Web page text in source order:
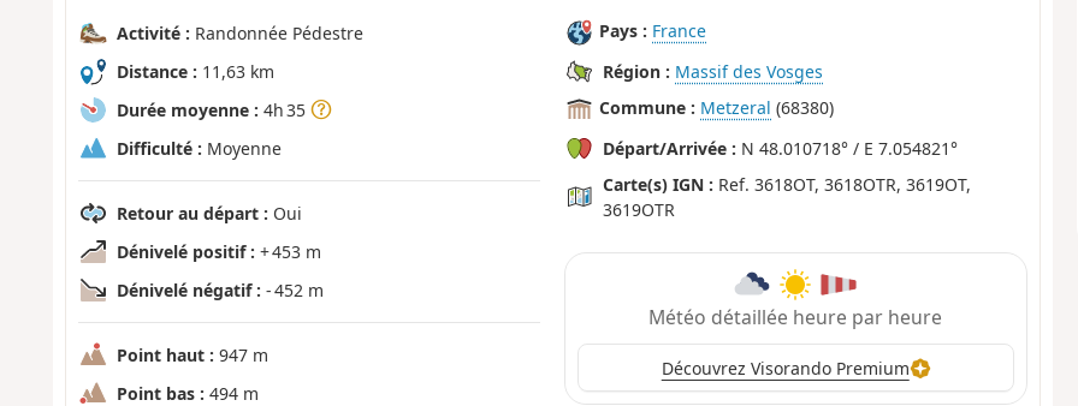
Activité : Randonnée Pédestre
Distance : 11,63 km
Durée moyenne : 4h 35
Difficulté : Moyenne
Retour au départ : Oui
Dénivelé positif : + 453 m
Dénivelé négatif : - 452 m
Point haut : 947 m
Point bas : 494 m
Pays : France
Région : Massif des Vosges
Commune : Metzeral (68380)
Départ/Arrivée : N 48.010718° / E 7.054821°
Carte(s) IGN : Ref. 3618OT, 3618OTR, 3619OT,
3619OTR
Météo détaillée heure par heure
Découvrez Visorando Premium